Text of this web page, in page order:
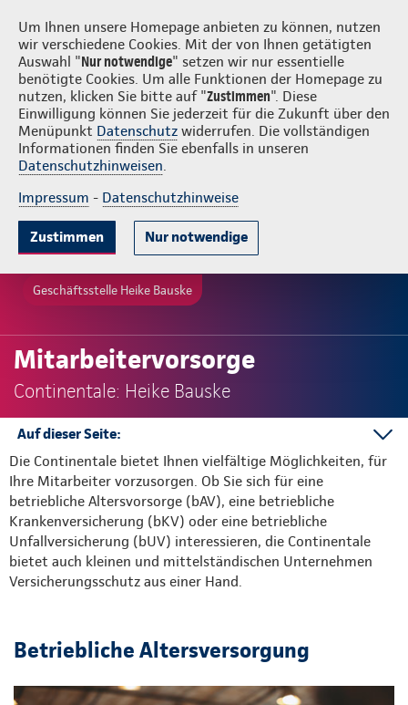
Um Ihnen unsere Homepage anbieten zu können, nutzen
wir verschiedene Cookies. Mit der von Ihnen getätigten
Auswahl "Nur notwendige" setzen wir nur essentielle
benötigte Cookies. Um alle Funktionen der Homepage zu
nutzen, klicken Sie bitte auf "Zustimmen". Diese
Einwilligung können Sie jederzeit für die Zukunft über den
Menüpunkt Datenschutz widerrufen. Die vollständigen
Informationen finden Sie ebenfalls in unseren
Datenschutzhinweisen.
Impressum - Datenschutzhinweise
Zustimmen Nur notwendige
Heike Bauske Login
Geschäftsstelle Heike Bauske
Mitarbeitervorsorge
Continentale: Heike Bauske
Auf dieser Seite:
bAV
bKV
bUV
Die Continentale bietet Ihnen vielfältige Möglichkeiten, für
Ihre Mitarbeiter vorzusorgen. Ob Sie sich für eine
betriebliche Altersvorsorge (bAV), eine betriebliche
Krankenversicherung (bKV) oder eine betriebliche
Unfallversicherung (bUV) interessieren, die Continentale
bietet auch kleinen und mittelständischen Unternehmen
Versicherungsschutz aus einer Hand.
Betriebliche Altersversorgung